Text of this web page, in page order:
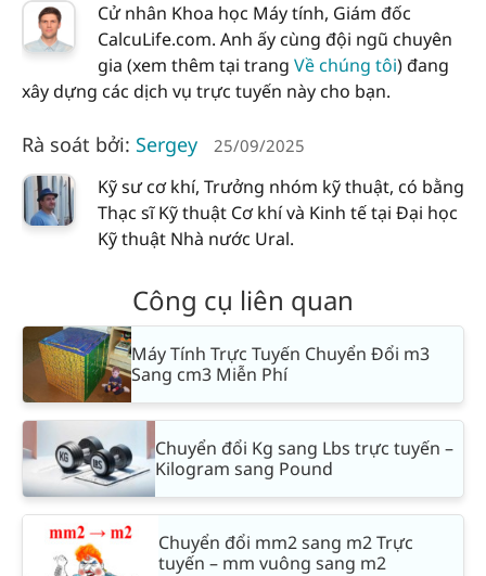
Cử nhân Khoa học Máy tính, Giám đốc
CalcuLife.com. Anh ấy cùng đội ngũ chuyên
gia (xem thêm tại trang Về chúng tôi) đang
xây dựng các dịch vụ trực tuyến này cho bạn.
Rà soát bởi: Sergey 25/09/2025
Kỹ sư cơ khí, Trưởng nhóm kỹ thuật, có bằng
Thạc sĩ Kỹ thuật Cơ khí và Kinh tế tại Đại học
Kỹ thuật Nhà nước Ural.
Công cụ liên quan
Máy Tính Trực Tuyến Chuyển Đổi m3
Sang cm3 Miễn Phí
Chuyển đổi Kg sang Lbs trực tuyến –
Kilogram sang Pound
Chuyển đổi mm2 sang m2 Trực
tuyến – mm vuông sang m2